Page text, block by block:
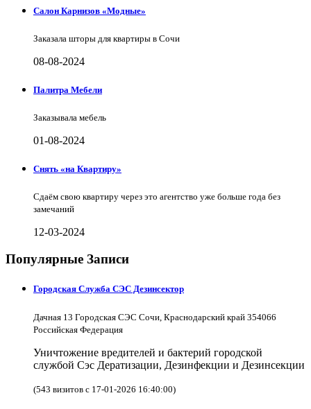
Салон Карнизов «Модные»
Заказала шторы для квартиры в Сочи
08-08-2024
Палитра Мебели
Заказывала мебель
01-08-2024
Снять «на Квартиру»
Сдаём свою квартиру через это агентство уже больше года без
замечаний
12-03-2024
Популярные Записи
Городская Служба СЭС Дезинсектор
Дачная 13 Городская СЭС Сочи, Краснодарский край 354066
Российская Федерация
Уничтожение вредителей и бактерий городской
службой Сэс Дератизации, Дезинфекции и Дезинсекции
(543 визитов с 17-01-2026 16:40:00)